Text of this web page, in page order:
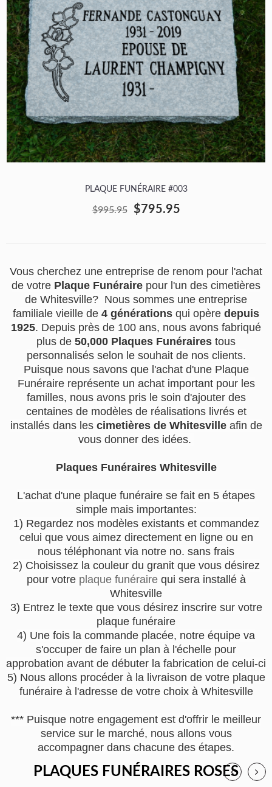
PLAQUE FUNÉRAIRE #003
$995.95 $795.95
Vous cherchez une entreprise de renom pour l'achat
de votre Plaque Funéraire pour l'un des cimetières
de Whitesville? Nous sommes une entreprise
familiale vieille de 4 générations qui opère depuis
1925. Depuis près de 100 ans, nous avons fabriqué
plus de 50,000 Plaques Funéraires tous
personnalisés selon le souhait de nos clients.
Puisque nous savons que l'achat d'une Plaque
Funéraire représente un achat important pour les
familles, nous avons pris le soin d'ajouter des
centaines de modèles de réalisations livrés et
installés dans les cimetières de Whitesvilleafin de
vous donner des idées.
Plaques Funéraires Whitesville
L'achat d'une plaque funéraire se fait en 5 étapes
simple mais importantes:
1) Regardez nos modèles existants et commandez
celui que vous aimez directement en ligne ou en
nous téléphonant via notre no. sans frais
2) Choisissez la couleur du granit que vous désirez
pour votre plaque funérairequi sera installé à
Whitesville
3) Entrez le texte que vous désirez inscrire sur votre
plaque funéraire
4) Une fois la commande placée, notre équipe va
s'occuper de faire un plan à l'échelle pour
approbation avant de débuter la fabrication de celui-ci
5) Nous allons procéder à la livraison de votre plaque
funéraire à l'adresse de votre choix à Whitesville
*** Puisque notre engagement est d'offrir le meilleur
service sur le marché, nous allons vous
accompagner dans chacune des étapes.
PLAQUES FUNÉRAIRES ROSES